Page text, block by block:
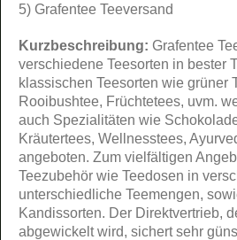
5) Grafentee Teeversand
Kurzbeschreibung: Grafentee
verschiedene Teesorten in bester
klassischen Teesorten wie grüner
Rooibushtee, Früchtetees, uvm.
auch Spezialitäten wie
Kräutertees, Wellnesstees,
angeboten. Zum vielfältigen
Teezubehör wie Teedosen in
unterschiedliche Teemengen,
Kandissorten. Der Direktvertrieb,
abgewickelt wird, sichert sehr